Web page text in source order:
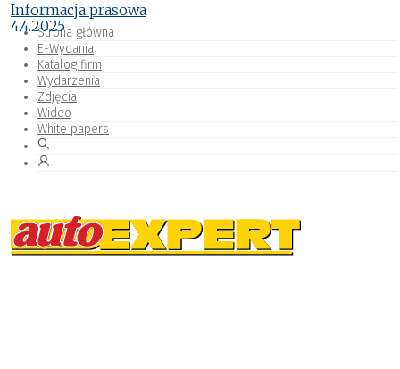
Strona główna
E-Wydania
Katalog firm
Wydarzenia
Zdjęcia
Wideo
White papers
Informacja prasowa
4.4.2025